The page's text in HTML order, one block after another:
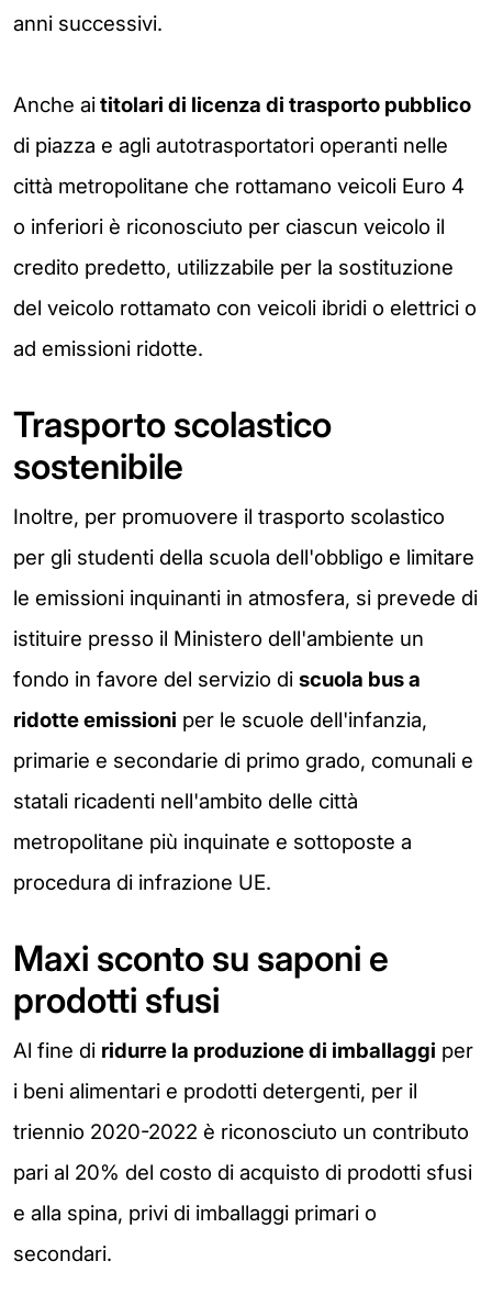
anni successivi.
Anche aititolari di licenza di trasporto pubblico
di piazza e agli autotrasportatori operanti nelle
città metropolitane che rottamano veicoli Euro 4
o inferiori è riconosciuto per ciascun veicolo il
credito predetto, utilizzabile per la sostituzione
del veicolo rottamato con veicoli ibridi o elettrici o
ad emissioni ridotte.
Trasporto scolastico
sostenibile
Inoltre, per promuovere il trasporto scolastico
per gli studenti della scuola dell'obbligo e limitare
le emissioni inquinanti in atmosfera, si prevede di
istituire presso il Ministero dell'ambiente un
fondo in favore del servizio di scuola bus a
ridotte emissioni per le scuole dell'infanzia,
primarie e secondarie di primo grado, comunali e
statali ricadenti nell'ambito delle città
metropolitane più inquinate e sottoposte a
procedura di infrazione UE.
Maxi sconto su saponi e
prodotti sfusi
Al fine di ridurre la produzione di imballaggi per
i beni alimentari e prodotti detergenti, per il
triennio 2020-2022 è riconosciuto un contributo
pari al 20% del costo di acquisto di prodotti sfusi
e alla spina, privi di imballaggi primari o
secondari.